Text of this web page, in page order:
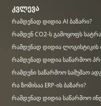
კვლევა
რამდენად დიდია AI ბაზარი?
რამდენ CO2-ს გამოყოფს
რამდენად დიდია ლოგისტიკის
რამდენად დიდია საწარმოო
რამდენი საწარმოო სამუშაო
რა ზომისაა ERP-ის ბაზარი?
რამდენად დიდია საწარმოო